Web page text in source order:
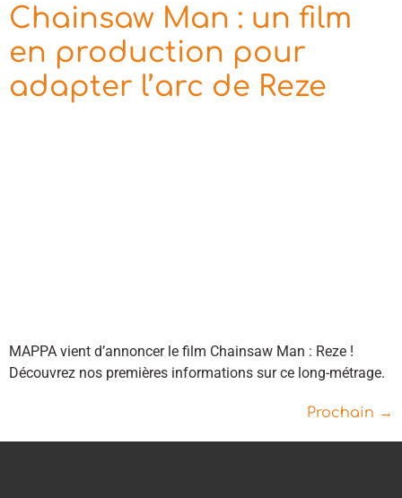
Chainsaw Man : un film
en production pour
adapter l’arc de Reze
MAPPA vient d’annoncer le film Chainsaw Man : Reze !
Découvrez nos premières informations sur ce long-métrage.
Prochain →